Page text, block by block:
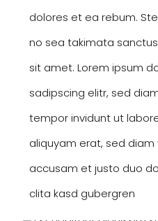
dolores et ea rebum.
no sea takimata
sit amet. Lorem ipsum
sadipscing elitr, sed
tempor invidunt ut
aliquyam erat, sed
accusam et justo duo
clita kasd gubergren